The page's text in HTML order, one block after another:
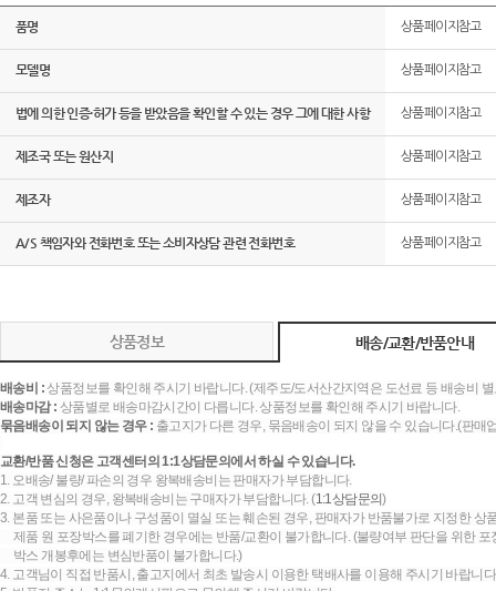
품명 상품페이지참고
모델명 상품페이지참고
법에 의한 인증·허가 등을 받았음을 확인할 수 있는 경우 그에 대한 사항 상품페이지참고
제조국 또는 원산지 상품페이지참고
제조자 상품페이지참고
A/S 책임자와 전화번호 또는 소비자상담 관련 전화번호 상품페이지참고
상품정보 배송/교환/반품안내
배송비 :상품정보를 확인해 주시기 바랍니다. (제주도/도서산간지역은 도선료 등 배송비
배송마감 : 상품별로 배송마감시간이 다릅니다. 상품정보를 확인해 주시기 바랍니다.
묶음배송이 되지 않는 경우 : 출고지가 다른 경우, 묶음배송이 되지 않을 수 있습니다.(판
교환/반품 신청은 고객센터의 1:1상담문의에서 하실 수 있습니다.
1. 오배송/ 불량/ 파손의 경우 왕복배송비는 판매자가 부담합니다.
2. 고객 변심의 경우, 왕복배송비는 구매자가 부담합니다. (1:1상담문의)
3. 본품 또는 사은품이나 구성품이 멸실 또는 훼손된 경우, 판매자가 반품불가로 지정한 상
제품 원 포장박스를 폐기한 경우에는 반품/교환이 불가합니다. (불량여부 판단을 위한
박스 개봉후에는 변심반품이 불가합니다.)
4. 고객님이 직접 반품시, 출고지에서 최초 발송시 이용한 택배사를 이용해 주시기 바랍니